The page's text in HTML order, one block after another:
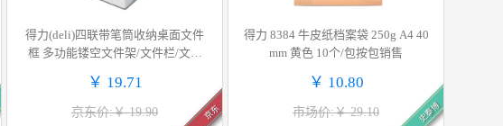
得力(deli)四联带笔筒收纳桌面文件
框 多功能镂空文件架/文件栏/文件
￥ 19.71
京东价:￥ 19.90 京东
得力 8384 牛皮纸档案袋 250g A4 40
mm 黄色 10个/包按包销售
￥ 10.80
市场价:￥ 29.10 史泰博